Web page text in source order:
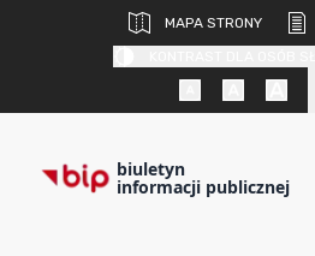
MAPA STRONY
biuletyn
informacji publicznej